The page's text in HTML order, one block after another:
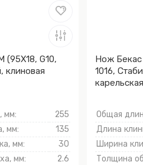
G10,
клиновая
мм:
255
мм:
135
мм:
30
мм:
2.6
Нож
1016,
Общая
Длина
Ширина
Толщина